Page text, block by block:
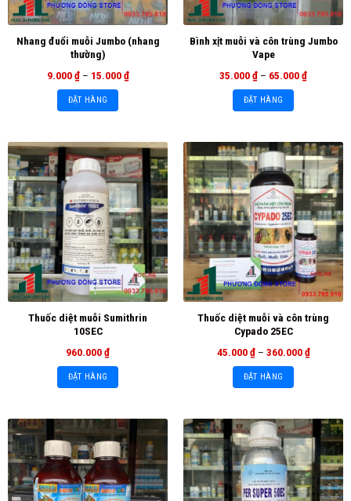
Nhang đuổi muỗi Jumbo (nhang
thường)
9.000₫ – 15.000₫
ĐẶT HÀNG
Bình xịt muỗi và côn trùng Jumbo
Vape
35.000₫ – 65.000₫
ĐẶT HÀNG
Thuốc diệt muỗi Sumithrin
10SEC
960.000₫
ĐẶT HÀNG
Thuốc diệt muỗi và côn trùng
Cypado 25EC
45.000₫ – 360.000₫
ĐẶT HÀNG